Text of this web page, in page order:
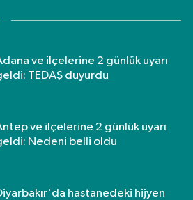
ve ilçelerine 2 günlük uyarı
TEDAŞ duyurdu
ve ilçelerine 2 günlük uyarı
Nedeni belli oldu
hastanedeki hijyen